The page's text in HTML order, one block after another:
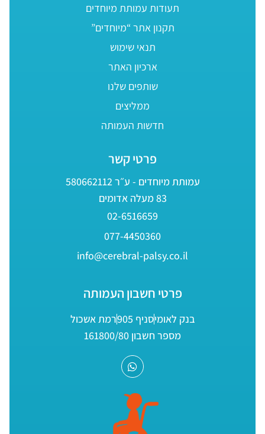
תעודות עמותת מיוחדים
תקנון אתר “מיוחדים”
תנאי שימוש
ארכיון האתר
שותפים שלנו
ממליצים
חדשות העמותה
פרטי קשר
עמותת מיוחדים - ע״ר 580662112
83 מעלה אדומים
02-6516659
077-4450360
info@cerebral-palsy.co.il
פרטי חשבון העמותה
בנק לאומיסניף 905
רמת אשכול
מספר חשבון 161800/80